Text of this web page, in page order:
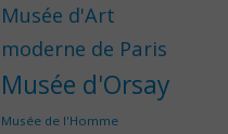
Musée d'Art
moderne de Paris
Musée d'Orsay
Musée de l'Homme